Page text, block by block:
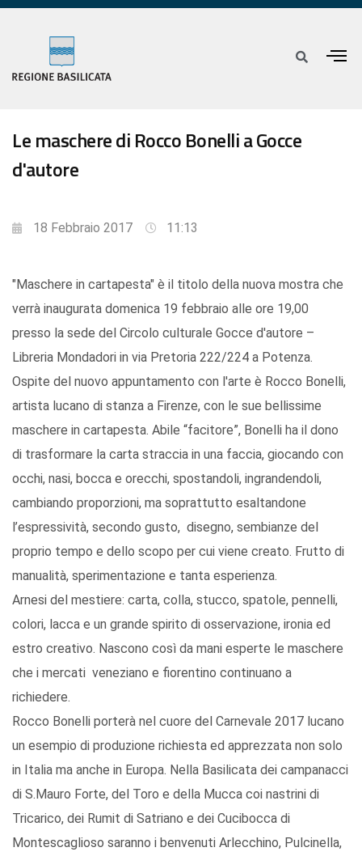
Le maschere di Rocco Bonelli a Gocce
d'autore
18 Febbraio 2017 11:13
"Maschere in cartapesta" è il titolo della nuova mostra che
verrà inaugurata domenica 19 febbraio alle ore 19,00
presso la sede del Circolo culturale Gocce d'autore –
Libreria Mondadori in via Pretoria 222/224 a Potenza.
Ospite del nuovo appuntamento con l'arte è Rocco Bonelli,
artista lucano di stanza a Firenze, con le sue bellissime
maschere in cartapesta. Abile “facitore”, Bonelli ha il dono
di trasformare la carta straccia in una faccia, giocando con
occhi, nasi, bocca e orecchi, spostandoli, ingrandendoli,
cambiando proporzioni, ma soprattutto esaltandone
l’espressività, secondo gusto, disegno, sembianze del
proprio tempo e dello scopo per cui viene creato. Frutto di
manualità, sperimentazione e tanta esperienza.
Arnesi del mestiere: carta, colla, stucco, spatole, pennelli,
colori, lacca e un grande spirito di osservazione, ironia ed
estro creativo. Nascono così da mani esperte le maschere
che i mercati veneziano e fiorentino continuano a
richiedere.
Rocco Bonelli porterà nel cuore del Carnevale 2017 lucano
un esempio di produzione richiesta ed apprezzata non solo
in Italia ma anche in Europa. Nella Basilicata dei campanacci
di S.Mauro Forte, del Toro e della Mucca coi nastrini di
Tricarico, dei Rumit di Satriano e dei Cucibocca di
Montescaglioso saranno i benvenuti Arlecchino, Pulcinella,